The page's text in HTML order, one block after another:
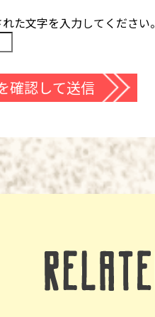
た文字を入力してください。